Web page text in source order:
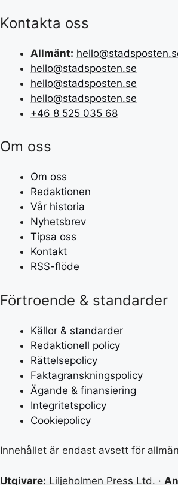
Kontakta oss
Allmänt:
hello@stadsposten.se
hello@stadsposten.se
hello@stadsposten.se
+46 8 525 035 68
Om oss
Om oss
Redaktionen
Vår historia
Nyhetsbrev
Tipsa oss
Kontakt
RSS-flöde
Förtroende & standarder
Källor & standarder
Redaktionell policy
Rättelsepolicy
Faktagranskningspolicy
Ägande & finansiering
Integritetspolicy
Cookiepolicy
Innehållet är endast avsett för
Utgivare: Liljeholmen Press Ltd. ·